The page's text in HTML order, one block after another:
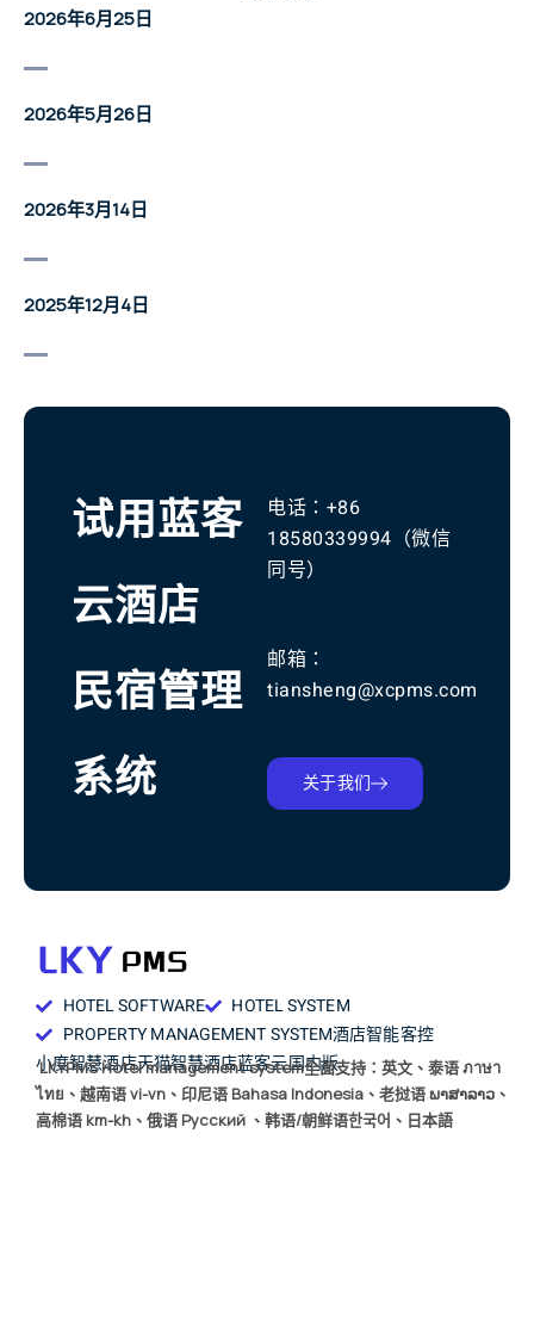
2026年6月25日
2026年5月26日
2026年3月14日
2025年12月4日
试用蓝客
云酒店
民宿管理
系统
电话： +86
18580339994 （微信
同号）
邮箱：
tiansheng@xcpms.com
关于我们
HOTEL SOFTWARE
HOTEL SYSTEM
PROPERTY MANAGEMENT SYSTEM酒店智能客控
小度智慧酒店天猫智慧酒店蓝客云国内版
LKYPMS Hotel management system全面支持：英文、泰语 ภาษา
ไทย、越南语 vi-vn、印尼语 Bahasa Indonesia、老挝语 ພາສາລາວ、
高棉语 km-kh、俄语 Русский 、韩语/朝鲜语한국어、日本語